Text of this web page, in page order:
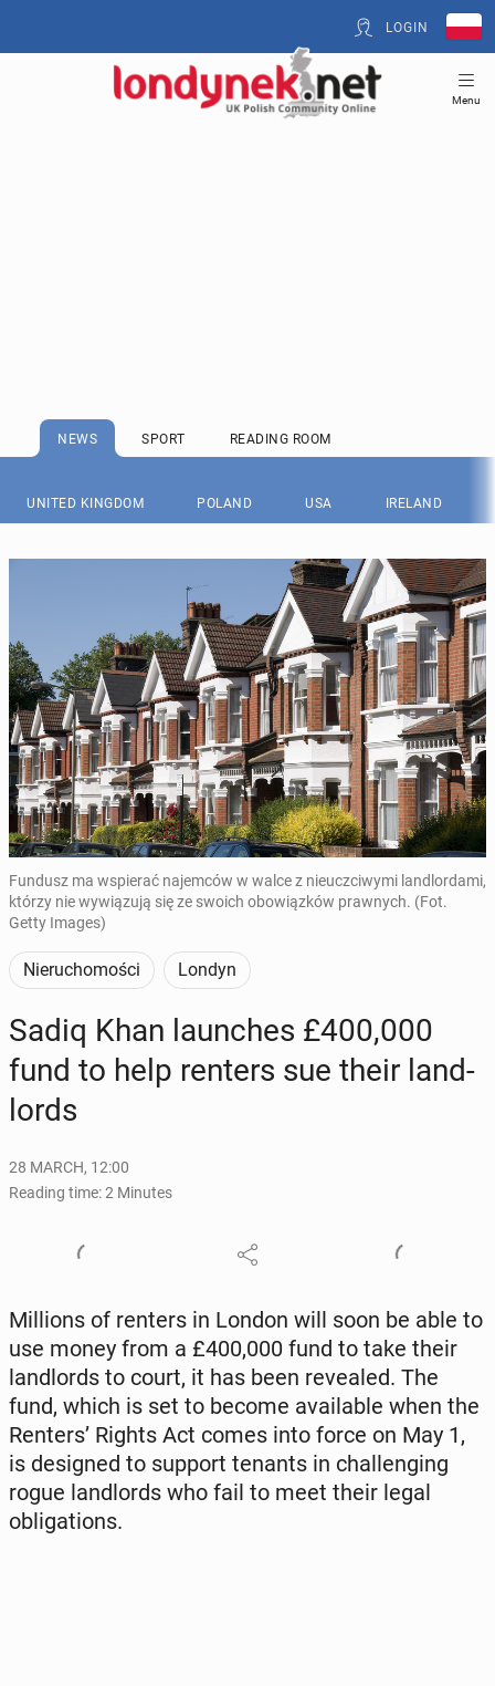
LOGIN
Menu
NEWS SPORT READING ROOM
UNITED KINGDOM POLAND USA IRELAND
Fundusz ma wspierać najemców w walce z nieuczciwymi landlordami,
którzy nie wywiązują się ze swoich obowiązków prawnych. (Fot.
Getty Images)
Nieruchomości Londyn
Sadiq Khan launch­es £400,000
fund to help renters sue their land­
lords
28 MARCH, 12:00
Reading time: 2 Minutes
Mil­lions of renters in London will soon be able to
use money from a £400,000 fund to take their
land­lords to court, it has been re­vealed. The
fund, which is set to become avail­able when the
Renters’ Rights Act comes into force on May 1,
is de­signed to support tenants in chal­leng­ing
rogue land­lords who fail to meet their legal
oblig­a­tions.